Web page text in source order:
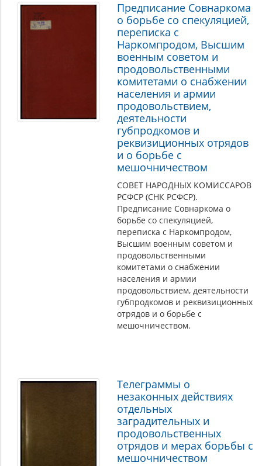
Предписание Совнаркома
о борьбе со спекуляцией,
переписка с
Наркомпродом, Высшим
военным советом и
продовольственными
комитетами о снабжении
населения и армии
продовольствием,
деятельности
губпродкомов и
реквизиционных отрядов
и о борьбе с
мешочничеством
СОВЕТ НАРОДНЫХ КОМИССАРОВ
РСФСР (СНК РСФСР).
Предписание Совнаркома о
борьбе со спекуляцией,
переписка с Наркомпродом,
Высшим военным советом и
продовольственными
комитетами о снабжении
населения и армии
продовольствием, деятельности
губпродкомов и реквизиционных
отрядов и о борьбе с
мешочничеством.
Телеграммы о
незаконных действиях
отдельных
заградительных и
продовольственных
отрядов и мерах борьбы с
мешочничеством